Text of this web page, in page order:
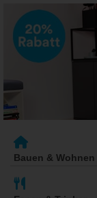
Bauen & Wohnen